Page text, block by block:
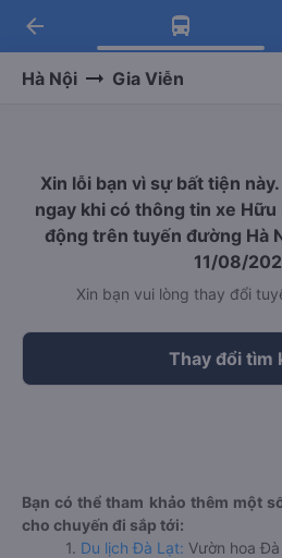
Tải app Vexere
Nhận ưu đãi thành
Tải app Vexere
-30k/ghế khi đặt vé
arrow_back
Hà Nội Gia Viễn
Xin lỗi bạn vì sự bất tiện
ngay khi có thông tin xe
động trên tuyến đường Hà
11/08/
Xin bạn vui lòng thay đổi
Thay đổi tìm
Bạn có thể tham khảo thêm một
cho chuyến đi sắp tới:
1. Du lịch Đà Lạt: Vườn hoa